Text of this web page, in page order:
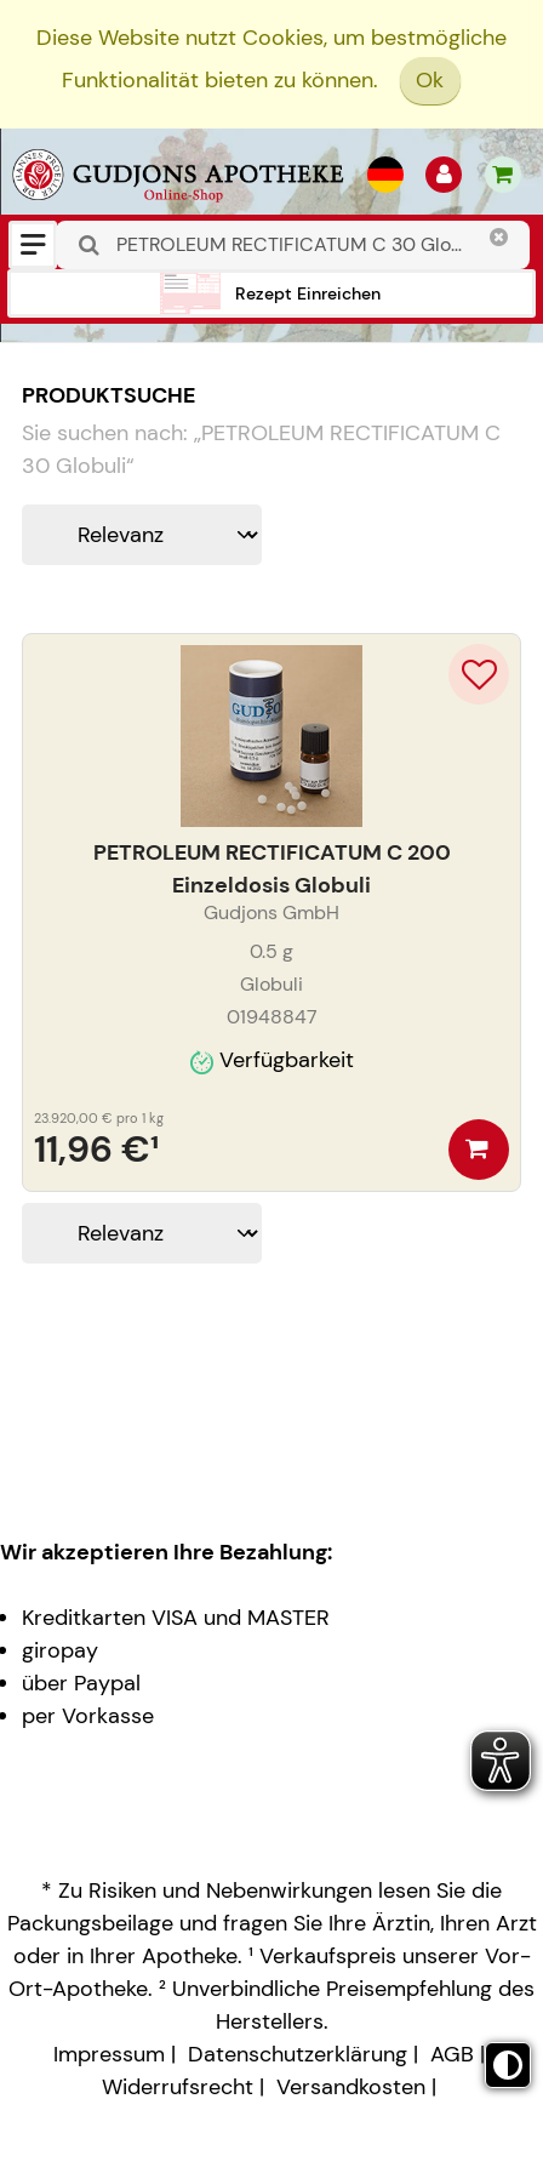
Diese Website nutzt Cookies, um bestmögliche
Funktionalität bieten zu können.
Ok
Rezept Einreichen
PRODUKTSUCHE
Sie suchen nach: „PETROLEUM RECTIFICATUM C
30 Globuli“
PETROLEUM RECTIFICATUM C 200
Einzeldosis Globuli
Gudjons GmbH
0.5 g
Globuli
01948847
Verfügbarkeit
11,96 €¹
23.920,00 € pro 1 kg
Wir akzeptieren Ihre Bezahlung:
Kreditkarten VISA und MASTER
giropay
über Paypal
per Vorkasse
* Zu Risiken und Nebenwirkungen lesen Sie die
Packungsbeilage und fragen Sie Ihre Ärztin, Ihren Arzt
oder in Ihrer Apotheke. ¹ Verkaufspreis unserer Vor-
Ort-Apotheke. ² Unverbindliche Preisempfehlung des
Herstellers.
Impressum
Datenschutzerklärung
AGB
Widerrufsrecht
Versandkosten